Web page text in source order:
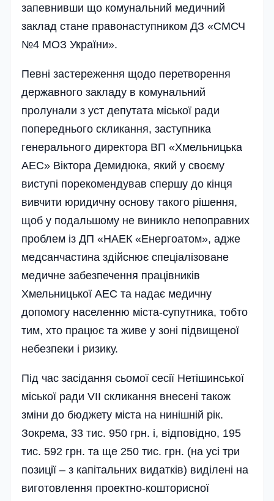
запевнивши що комунальний медичний
заклад стане правонаступником ДЗ «СМСЧ
№4 МОЗ України».
Певні застереження щодо перетворення
державного закладу в комунальний
пролунали з уст депутата міської ради
попереднього скликання, заступника
генерального директора ВП «Хмельницька
АЕС» Віктора Демидюка, який у своєму
виступі порекомендував спершу до кінця
вивчити юридичну основу такого рішення,
щоб у подальшому не виникло непоправних
проблем із ДП «НАЕК «Енергоатом», адже
медсанчастина здійснює спеціалізоване
медичне забезпечення працівників
Хмельницької АЕС та надає медичну
допомогу населенню міста-супутника, тобто
тим, хто працює та живе у зоні підвищеної
небезпеки і ризику.
Під час засідання сьомої сесії Нетішинської
міської ради VII скликання внесені також
зміни до бюджету міста на нинішній рік.
Зокрема, 33 тис. 950 грн. і, відповідно, 195
тис. 592 грн. та ще 250 тис. грн. (на усі три
позиції – з капітальних видатків) виділені на
виготовлення проектно-кошторисної